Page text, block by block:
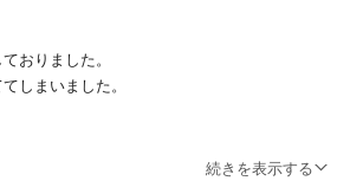
おりました。
しまいました。
続きを表示する